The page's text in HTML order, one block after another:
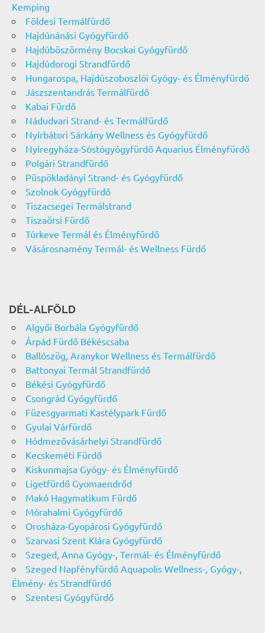
Kemping
Földesi Termálfürdő
Hajdúnánási Gyógyfürdő
Hajdúböszörmény Bocskai Gyógyfürdő
Hajdúdorogi Strandfürdő
Hungarospa, Hajdúszoboszlói Gyógy- és Élményfürdő
Jászszentandrás Termálfürdő
Kabai Fürdő
Nádudvari Strand- és Termálfürdő
Nyírbátori Sárkány Wellness és Gyógyfürdő
Nyíregyháza-Sóstógyógyfürdő Aquarius Élményfürdő
Polgári Strandfürdő
Püspökladányi Strand- és Gyógyfürdő
Szolnok Gyógyfürdő
Tiszacsegei Termálstrand
Tiszaörsi Fürdő
Túrkeve Termál és Élményfürdő
Vásárosnamény Termál- és Wellness Fürdő
DÉL-ALFÖLD
Algyői Borbála Gyógyfürdő
Árpád Fürdő Békéscsaba
Ballószög, Aranykor Wellness és Termálfürdő
Battonyai Termál Strandfürdő
Békési Gyógyfürdő
Csongrád Gyógyfürdő
Füzesgyarmati Kastélypark Fürdő
Gyulai Várfürdő
Hódmezővásárhelyi Strandfürdő
Kecskeméti Fürdő
Kiskunmajsa Gyógy- és Élményfürdő
Ligetfürdő Gyomaendrőd
Makó Hagymatikum Fürdő
Mórahalmi Gyógyfürdő
Orosháza-Gyopárosi Gyógyfürdő
Szarvasi Szent Klára Gyógyfürdő
Szeged, Anna Gyógy-, Termál- és Élményfürdő
Szeged Napfényfürdő Aquapolis Wellness-, Gyógy-,
Élmény- és Strandfürdő
Szentesi Gyógyfürdő